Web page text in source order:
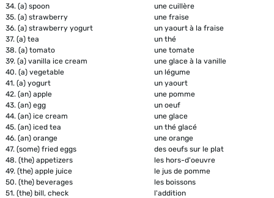
34. (a) spoon
une cuillère
35. (a) strawberry
une fraise
36. (a) strawberry yogurt
un yaourt à la fraise
37. (a) tea
un thé
38. (a) tomato
une tomate
39. (a) vanilla ice cream
une glace à la vanille
40. (a) vegetable
un légume
41. (a) yogurt
un yaourt
42. (an) apple
une pomme
43. (an) egg
un oeuf
44. (an) ice cream
une glace
45. (an) iced tea
un thé glacé
46. (an) orange
une orange
47. (some) fried eggs
des oeufs sur le plat
48. (the) appetizers
les hors-d'oeuvre
49. (the) apple juice
le jus de pomme
50. (the) beverages
les boissons
51. (the) bill, check
l'addition